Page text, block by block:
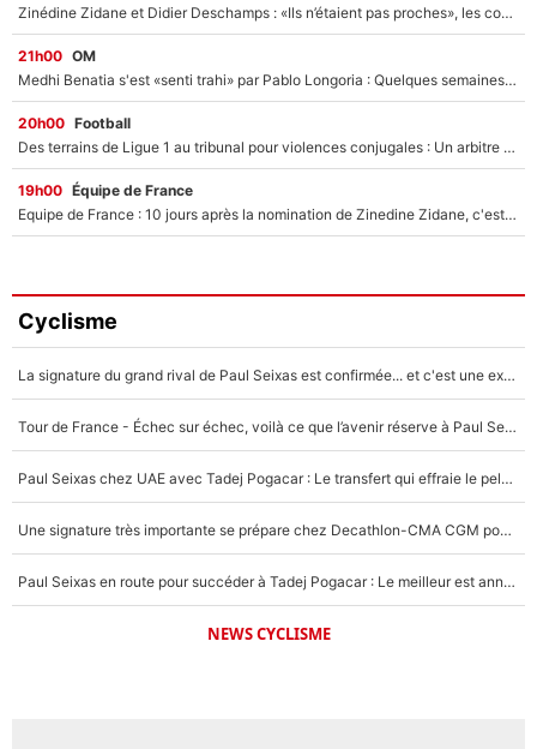
Zinédine Zidane et Didier Deschamps : «Ils n’étaient pas proches», les confidences d’un membre de l’équipe de France 1998 sur leur relation spéciale
21h00 OM
Medhi Benatia s'est «senti trahi» par Pablo Longoria : Quelques semaines après son départ, l'ancien directeur de football de l'OM règle ses comptes
20h00 Football
Des terrains de Ligue 1 au tribunal pour violences conjugales : Un arbitre français encourt une peine de 18 mois de prison !
19h00 Équipe de France
Equipe de France : 10 jours après la nomination de Zinedine Zidane, c'est au tour de son fils de prendre un nouveau départ !
Cyclisme
La signature du grand rival de Paul Seixas est confirmée... et c'est une excellente nouvelle pour l'équipe Decathlon-CMA CGM !
Tour de France - Échec sur échec, voilà ce que l’avenir réserve à Paul Seixas : «Tant qu’il y aura un Pogacar comme celui-là...»
Paul Seixas chez UAE avec Tadej Pogacar : Le transfert qui effraie le peloton, «c’est la pire des choses qui puisse arriver»
Une signature très importante se prépare chez Decathlon-CMA CGM pour aider Paul Seixas à gagner le Tour de France 2027
Paul Seixas en route pour succéder à Tadej Pogacar : Le meilleur est annoncé pour l’avenir de la pépite française
NEWS CYCLISME